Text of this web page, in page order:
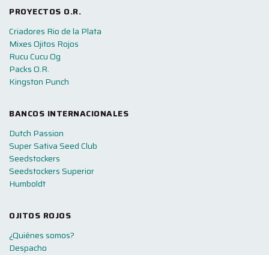
PROYECTOS O.R.
Criadores Rio de la Plata
Mixes Ojitos Rojos
Rucu Cucu Og
Packs O.R.
Kingston Punch
BANCOS INTERNACIONALES
Dutch Passion
Super Sativa Seed Club
Seedstockers
Seedstockers Superior
Humboldt
OJITOS ROJOS
¿Quiénes somos?
Despacho